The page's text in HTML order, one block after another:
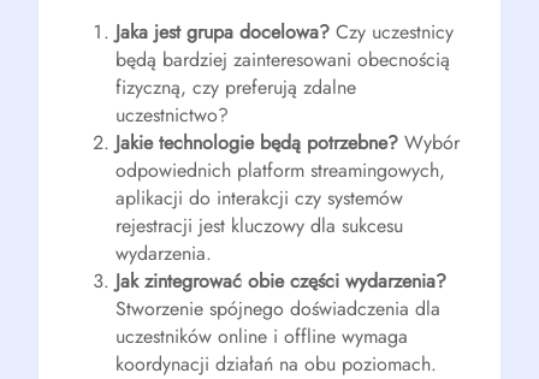
Jaka jest grupa docelowa? Czy uczestnicy
będą bardziej zainteresowani obecnością
fizyczną, czy preferują zdalne
uczestnictwo?
Jakie technologie będą potrzebne? Wybór
odpowiednich platform streamingowych,
aplikacji do interakcji czy systemów
rejestracji jest kluczowy dla sukcesu
wydarzenia.
Jak zintegrować obie części wydarzenia?
Stworzenie spójnego doświadczenia dla
uczestników online i offline wymaga
koordynacji działań na obu poziomach.